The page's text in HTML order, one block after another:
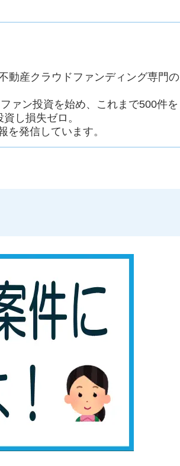
動産クラウドファンディング専門の
ァン投資を始め、これまで500件を
し損失ゼロ。
を発信しています。